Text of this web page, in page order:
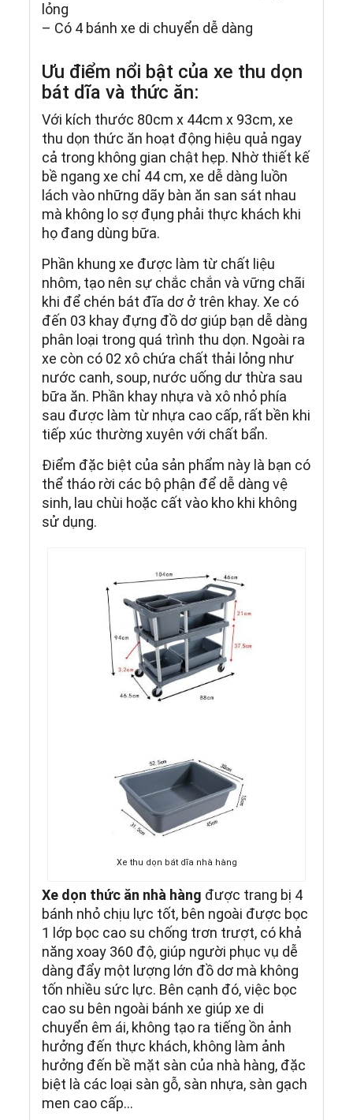
lỏng
– Có 4 bánh xe di chuyển dễ dàng
Ưu điểm nổi bật của xe thu dọn
bát dĩa và thức ăn:
Với kích thước 80cm x 44cm x 93cm, xe
thu dọn thức ăn hoạt động hiệu quả ngay
cả trong không gian chật hẹp. Nhờ thiết kế
bề ngang xe chỉ 44 cm, xe dễ dàng luồn
lách vào những dãy bàn ăn san sát nhau
mà không lo sợ đụng phải thực khách khi
họ đang dùng bữa.
Phần khung xe được làm từ chất liệu
nhôm, tạo nên sự chắc chắn và vững chãi
khi để chén bát đĩa dơ ở trên khay. Xe có
đến 03 khay đựng đồ dơ giúp bạn dễ dàng
phân loại trong quá trình thu dọn. Ngoài ra
xe còn có 02 xô chứa chất thải lỏng như
nước canh, soup, nước uống dư thừa sau
bữa ăn. Phần khay nhựa và xô nhỏ phía
sau được làm từ nhựa cao cấp, rất bền khi
tiếp xúc thường xuyên với chất bẩn.
Điểm đặc biệt của sản phẩm này là bạn có
thể tháo rời các bộ phận để dễ dàng vệ
sinh, lau chùi hoặc cất vào kho khi không
sử dụng.
Xe thu dọn bát dĩa nhà hàng
Xe dọn thức ăn nhà hàng được trang bị 4
bánh nhỏ chịu lực tốt, bên ngoài được bọc
1 lớp bọc cao su chống trơn trượt, có khả
năng xoay 360 độ, giúp người phục vụ dễ
dàng đẩy một lượng lớn đồ dơ mà không
tốn nhiều sức lực. Bên cạnh đó, việc bọc
cao su bên ngoài bánh xe giúp xe di
chuyển êm ái, không tạo ra tiếng ồn ảnh
hưởng đến thực khách, không làm ảnh
hưởng đến bề mặt sàn của nhà hàng, đặc
biệt là các loại sàn gỗ, sàn nhựa, sàn gạch
men cao cấp…